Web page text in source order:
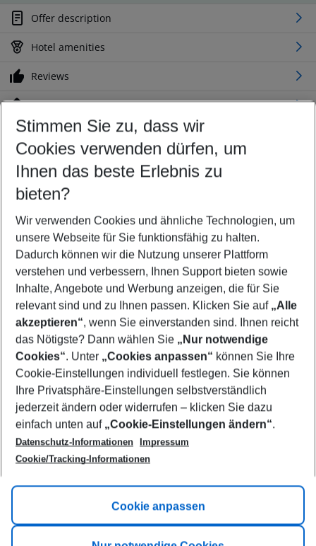
Offer description
Hotel amenities
Reviews
Location
Customize your offer
Find the perfect deal which suits your best
Your departure airport
Any airport
Select your date range
12/08/26–10/08/27 5-8 nights
Who will travel
2 adults No children
Show more filter
Footer
Footer navigation
Title A
Link A
Stimmen Sie zu, dass wir
Cookies verwenden dürfen, um
Ihnen das beste Erlebnis zu
bieten?
Wir verwenden Cookies und ähnliche Technologien, um
unsere Webseite für Sie funktionsfähig zu halten.
Dadurch können wir die Nutzung unserer Plattform
verstehen und verbessern, Ihnen Support bieten sowie
Inhalte, Angebote und Werbung anzeigen, die für Sie
relevant sind und zu Ihnen passen. Klicken Sie auf „Alle
akzeptieren“, wenn Sie einverstanden sind. Ihnen reicht
das Nötigste? Dann wählen Sie „Nur notwendige
Cookies“. Unter „Cookies anpassen“ können Sie Ihre
Cookie-Einstellungen individuell festlegen. Sie können
Ihre Privatsphäre-Einstellungen selbstverständlich
jederzeit ändern oder widerrufen – klicken Sie dazu
einfach unten auf „Cookie-Einstellungen ändern“.
Datenschutz-Informationen
Impressum
Cookie/Tracking-Informationen
Cookie anpassen